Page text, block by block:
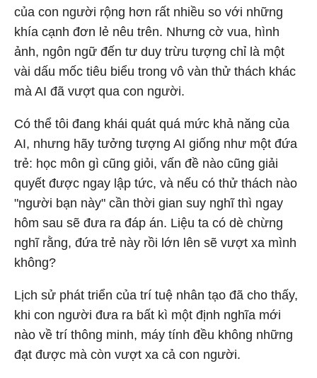
của con người rộng hơn rất nhiều so với những
khía cạnh đơn lẻ nêu trên. Nhưng cờ vua, hình
ảnh, ngôn ngữ đến tư duy trừu tượng chỉ là một
vài dấu mốc tiêu biểu trong vô vàn thử thách khác
mà AI đã vượt qua con người.
Có thể tôi đang khái quát quá mức khả năng của
AI, nhưng hãy tưởng tượng AI giống như một đứa
trẻ: học môn gì cũng giỏi, vấn đề nào cũng giải
quyết được ngay lập tức, và nếu có thử thách nào
"người bạn này" cần thời gian suy nghĩ thì ngay
hôm sau sẽ đưa ra đáp án. Liệu ta có dè chừng
nghĩ rằng, đứa trẻ này rồi lớn lên sẽ vượt xa mình
không?
Lịch sử phát triển của trí tuệ nhân tạo đã cho thấy,
khi con người đưa ra bất kì một định nghĩa mới
nào về trí thông minh, máy tính đều không những
đạt được mà còn vượt xa cả con người.